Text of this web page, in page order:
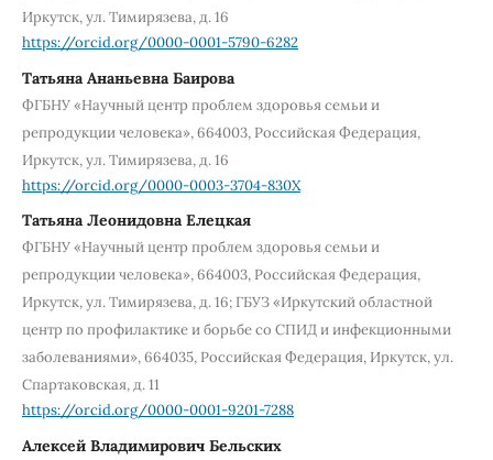
Иркутск, ул. Тимирязева, д. 16
https://orcid.org/0000-0001-5790-6282
Татьяна Ананьевна Баирова
ФГБНУ «Научный центр проблем здоровья семьи и
репродукции человека», 664003, Российская Федерация,
Иркутск, ул. Тимирязева, д. 16
https://orcid.org/0000-0003-3704-830X
Татьяна Леонидовна Елецкая
ФГБНУ «Научный центр проблем здоровья семьи и
репродукции человека», 664003, Российская Федерация,
Иркутск, ул. Тимирязева, д. 16; ГБУЗ «Иркутский областной
центр по профилактике и борьбе со СПИД и инфекционными
заболеваниями», 664035, Российская Федерация, Иркутск, ул.
Cпартаковская, д. 11
https://orcid.org/0000-0001-9201-7288
Алексей Владимирович Бельских